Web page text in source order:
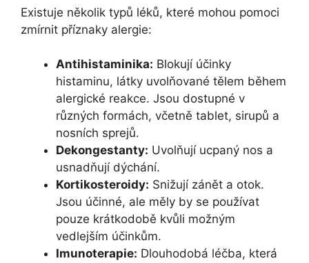
Existuje několik typů léků, které mohou pomoci
zmírnit příznaky alergie:
Antihistaminika: Blokují účinky
histaminu, látky uvolňované tělem během
alergické reakce. Jsou dostupné v
různých formách, včetně tablet, sirupů a
nosních sprejů.
Dekongestanty: Uvolňují ucpaný nos a
usnadňují dýchání.
Kortikosteroidy: Snižují zánět a otok.
Jsou účinné, ale měly by se používat
pouze krátkodobě kvůli možným
vedlejším účinkům.
Imunoterapie: Dlouhodobá léčba, která